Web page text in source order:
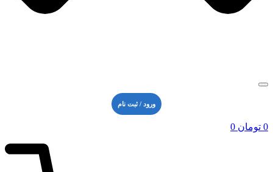
ورود / ثبت نام
0